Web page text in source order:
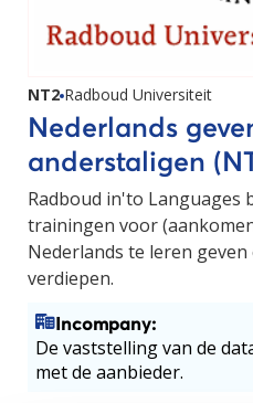
NT2 Radboud Universiteit
Nederlands
anderstaligen
Radboud in'to Languages
trainingen voor
Nederlands te leren
verdiepen.
Incompany:
De vaststelling van de
met de aanbieder.